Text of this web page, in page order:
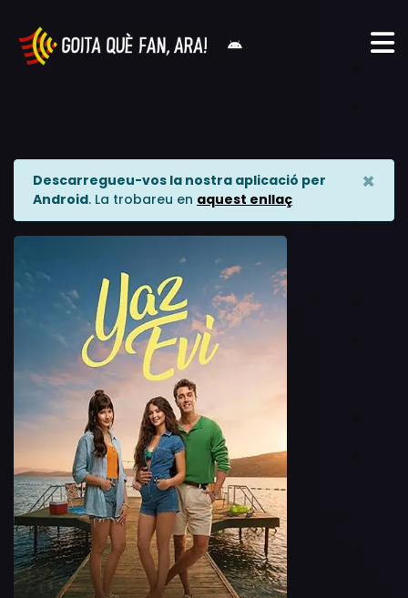
Descarregueu-vos la nostra aplicació per
Android. La trobareu en aquest enllaç
×